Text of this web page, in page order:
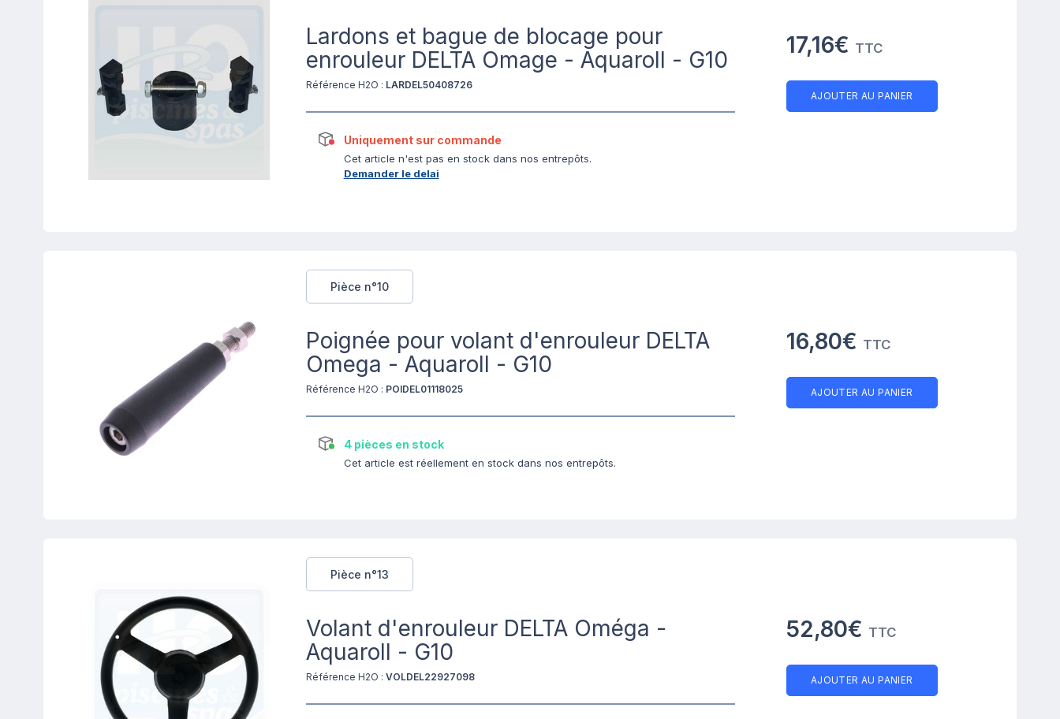
Lardons et bague de blocage pour
enrouleur DELTA Omage - Aquaroll - G10
Référence H2O : LARDEL50408726
Uniquement sur commande
Cet article n'est pas en stock dans nos entrepôts.
Demander le delai
17,16€ TTC
AJOUTER AU PANIER
Pièce n°10
Poignée pour volant d'enrouleur DELTA
Omega - Aquaroll - G10
Référence H2O : POIDEL01118025
4 pièces en stock
Cet article est réellement en stock dans nos entrepôts.
16,80€ TTC
AJOUTER AU PANIER
Pièce n°13
Volant d'enrouleur DELTA Oméga -
Aquaroll - G10
Référence H2O : VOLDEL22927098
52,80€ TTC
AJOUTER AU PANIER